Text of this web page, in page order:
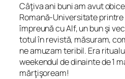
Câţiva ani buni am avut
Romană-Universitate
împreună cu Alf, un bun şi
totul în revistă, măsuram,
ne amuzam teribil. Era
weekendul de dinainte de 1
mărţişoream!